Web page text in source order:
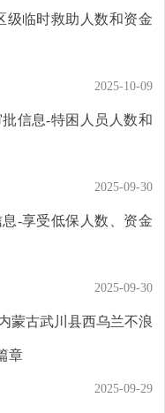
级临时救助人数和资金
2025-10-09
信息-特困人员人数和
2025-09-30
-享受低保人数、资金
2025-09-30
蒙古武川县西乌兰不浪
章
2025-09-29